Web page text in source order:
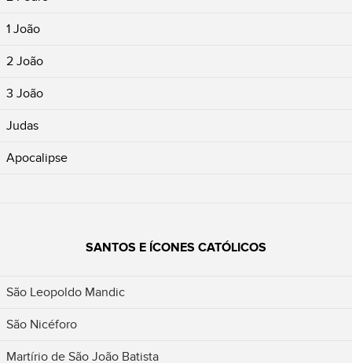
1 João
2 João
3 João
Judas
Apocalipse
SANTOS E ÍCONES CATÓLICOS
São Leopoldo Mandic
São Nicéforo
Martírio de São João Batista